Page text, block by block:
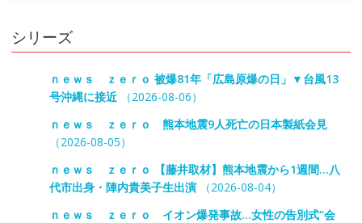
シリーズ
ｎｅｗｓ ｚｅｒｏ 被爆81年「広島原爆の日」▼台風13
号沖縄に接近（2026-08-06）
ｎｅｗｓ ｚｅｒｏ 熊本地震9人死亡の日本製紙会見
（2026-08-05）
ｎｅｗｓ ｚｅｒｏ 【藤井取材】熊本地震から1週間…八
代市出身・陣内貴美子生出演（2026-08-04）
ｎｅｗｓ ｚｅｒｏ イオン爆発事故…女性の告別式“会